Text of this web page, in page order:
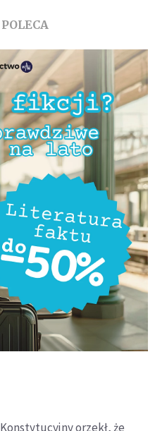
orzekł, że